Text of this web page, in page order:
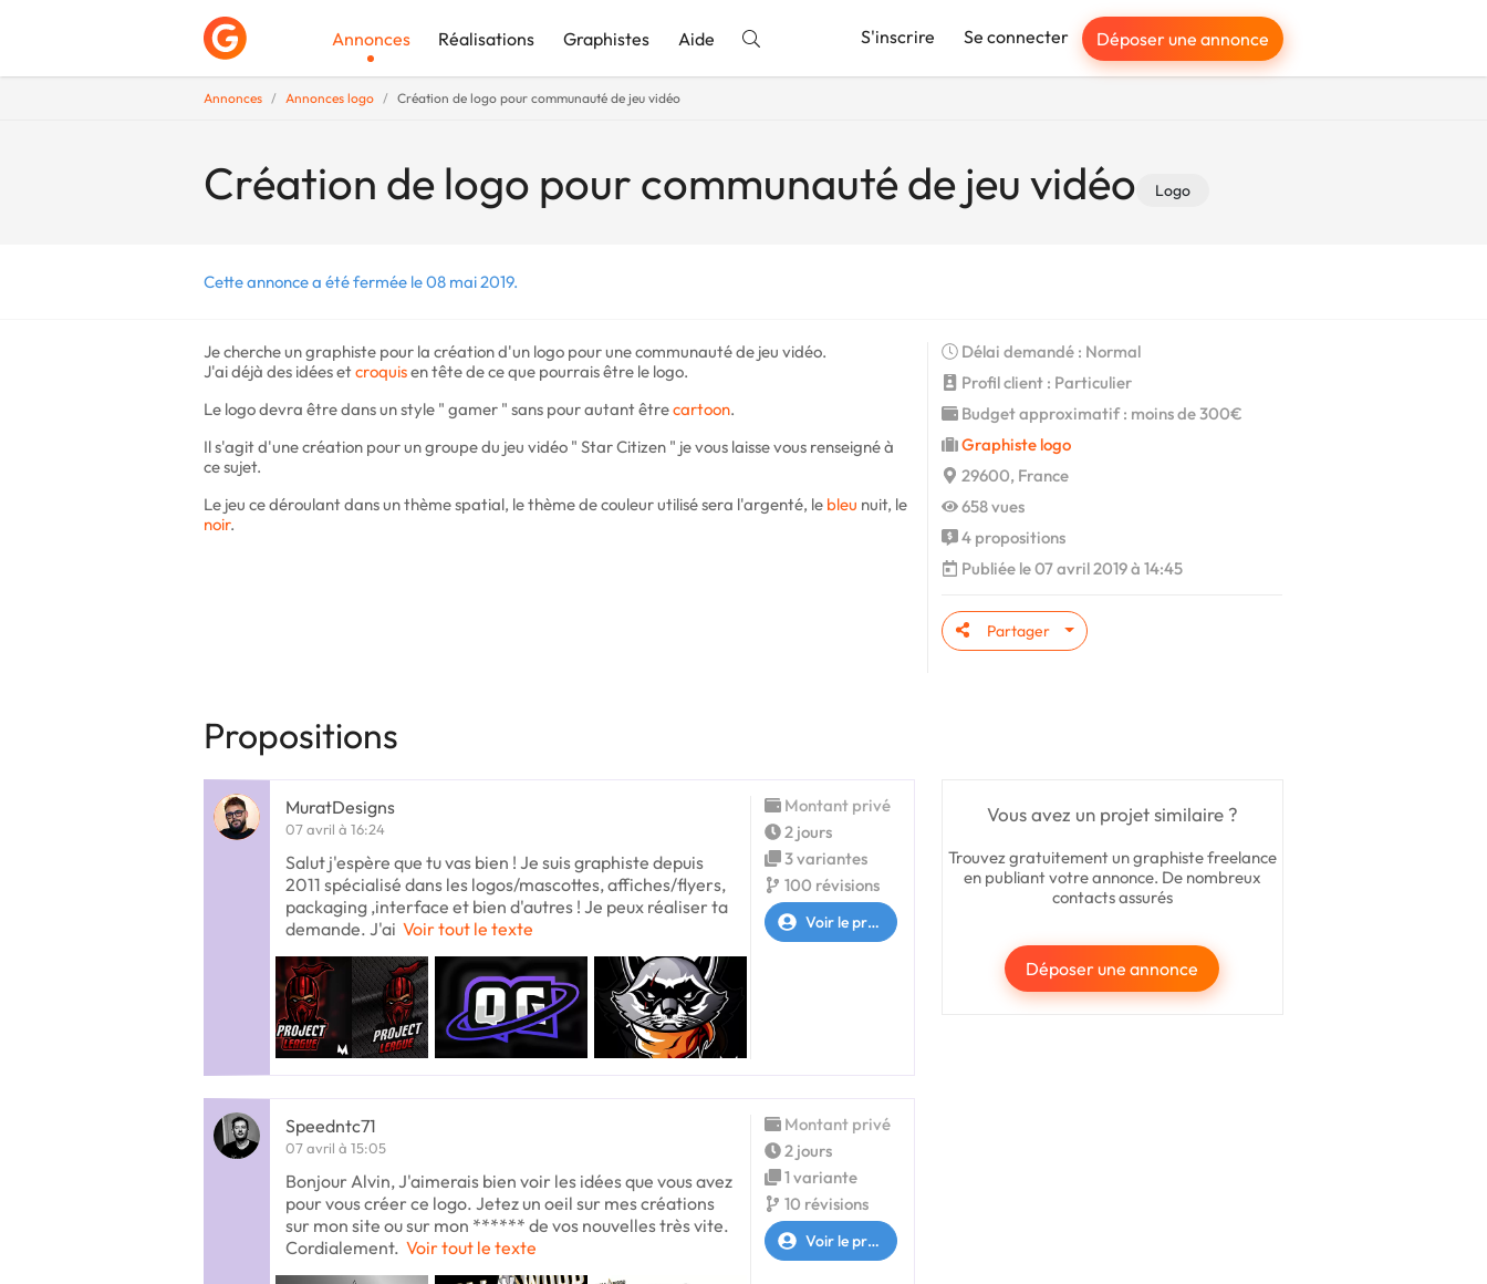
Annonces Réalisations Graphistes Aide S'inscrire Se connecter Déposer une annonce
Annonces Annonces logo Création de logo pour communauté de jeu vidéo
Création de logo pour communauté de jeu vidéo Logo
Cette annonce a été fermée le 08 mai 2019.
Je cherche un graphiste pour la création d'un logo pour une communauté de jeu vidéo.
J'ai déjà des idées etcroquisen tête de ce que pourrais être le logo.
Le logo devra être dans un style " gamer " sans pour autant êtrecartoon.
Il s'agit d'une création pour un groupe du jeu vidéo " Star Citizen " je vous laisse vous renseigné à
ce sujet.
Le jeu ce déroulant dans un thème spatial, le thème de couleur utilisé sera l'argenté, le bleu nuit, le
noir.
Délai demandé : Normal
Profil client : Particulier
Budget approximatif : moins de 300€
Graphiste logo
29600, France
658 vues
4 propositions
Publiée le 07 avril 2019 à 14:45
Partager
Propositions
Vous avez un projet similaire ?
Trouvez gratuitement un graphiste freelance
en publiant votre annonce. De nombreux
contacts assurés
Déposer une annonce
MuratDesigns
07 avril à 16:24
Salut j'espère que tu vas bien ! Je suis graphiste depuis
2011 spécialisé dans les logos/mascottes, affiches/flyers,
packaging ,interface et bien d'autres ! Je peux réaliser ta
demande. J'ai Voir tout le texte
Montant privé
2 jours
3 variantes
100 révisions
Voir le profil
Speedntc71
07 avril à 15:05
Bonjour Alvin, J'aimerais bien voir les idées que vous avez
pour vous créer ce logo. Jetez un oeil sur mes créations
sur mon site ou sur mon ****** de vos nouvelles très vite.
Cordialement. Voir tout le texte
Montant privé
2 jours
1 variante
10 révisions
Voir le profil